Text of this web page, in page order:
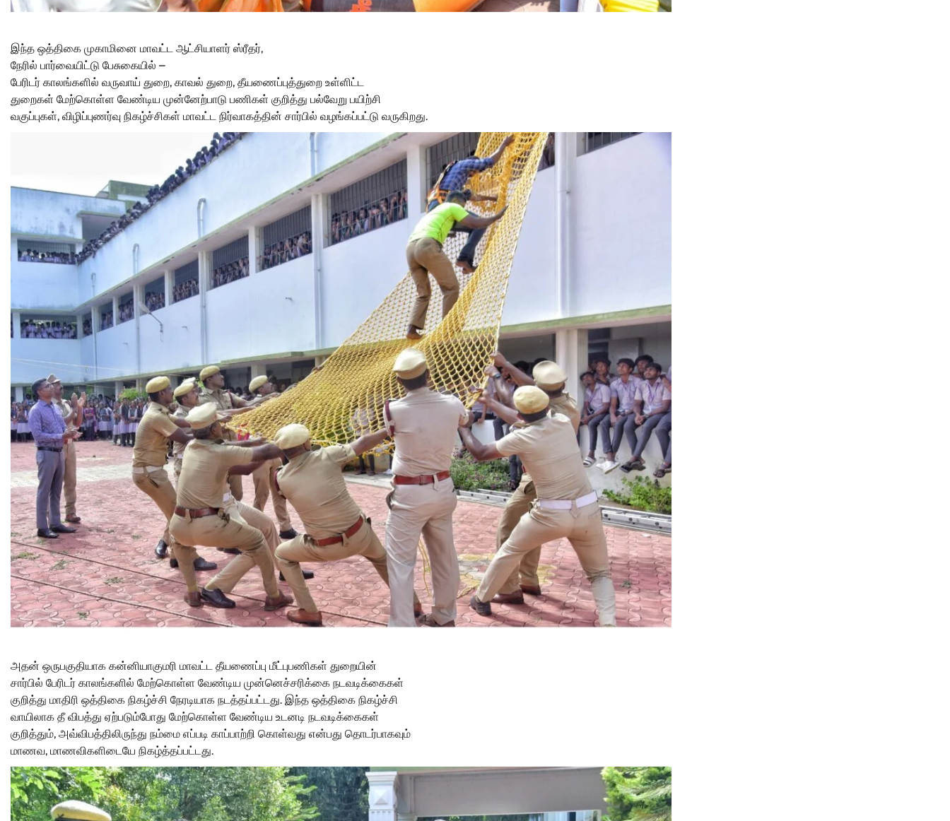
இந்த ஒத்திகை முகாமினை மாவட்ட ஆட்சியாளர் ஸ்ரீதர்,
நேரில் பார்வையிட்டு பேசுகையில் –
பேரிடர் காலங்களில் வருவாய் துறை, காவல் துறை, தீயணைப்புத்துறை உள்ளிட்ட
துறைகள் மேற்கொள்ள வேண்டிய முன்னேற்பாடு பணிகள் குறித்து பல்வேறு பயிற்சி
வகுப்புகள், விழிப்புணர்வு நிகழ்ச்சிகள் மாவட்ட நிர்வாகத்தின் சார்பில் வழங்கப்பட்டு வருகிறது.
அதன் ஒருபகுதியாக கன்னியாகுமரி மாவட்ட தீயணைப்பு மீட்புபணிகள் துறையின்
சார்பில் பேரிடர் காலங்களில் மேற்கொள்ள வேண்டிய முன்னெச்சரிக்கை நடவடிக்கைகள்
குறித்து மாதிரி ஒத்திகை நிகழ்ச்சி நேரடியாக நடத்தப்பட்டது. இந்த ஒத்திகை நிகழ்ச்சி
வாயிலாக தீ விபத்து ஏற்படும்போது மேற்கொள்ள வேண்டிய உடனடி நடவடிக்கைகள்
குறித்தும், அவ்விபத்திலிருந்து நம்மை எப்படி காப்பாற்றி கொள்வது என்பது தொடர்பாகவும்
மாணவ, மாணவிகளிடையே நிகழ்த்தப்பட்டது.